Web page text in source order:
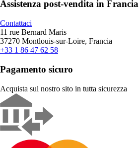
Assistenza post-vendita in Francia
Contattaci
11 rue Bernard Maris
37270 Montlouis-sur-Loire, Francia
+33 1 86 47 62 58
Pagamento sicuro
Acquista sul nostro sito in tutta sicurezza